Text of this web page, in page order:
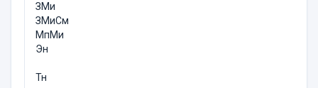
ЗМи
ЗМиСм
МпМи
Эн
Тн